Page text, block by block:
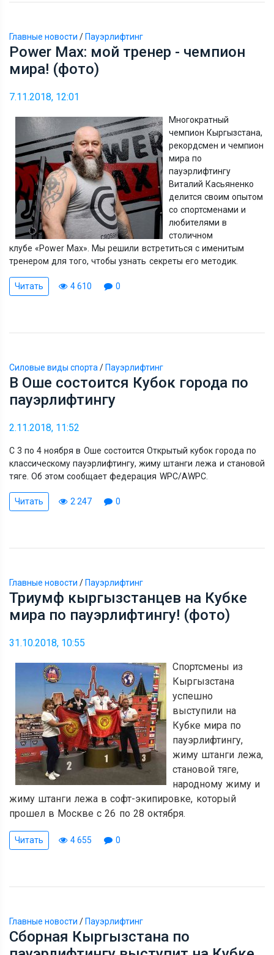
Главные новости / Пауэрлифтинг
Power Max: мой тренер - чемпион
мира! (фото)
7.11.2018, 12:01
Многократный
чемпион Кыргызстана,
рекордсмен и чемпион
мира по
пауэрлифтингу
Виталий Касьяненко
делится своим опытом
со спортсменами и
любителями в
столичном
клубе«Power Max».
Мы решили встретиться с именитым
тренером для того, чтобы узнать секреты его методик.
Читать 4 610 0
Силовые виды спорта / Пауэрлифтинг
В Оше состоится Кубок города по
пауэрлифтингу
2.11.2018, 11:52
С 3 по 4 ноября в Оше состоится Открытый кубок города по
классическому пауэрлифтингу, жиму штанги лежа и становой
тяге. Об этом сообщает федерация WPC/AWPC.
Читать 2 247 0
Главные новости / Пауэрлифтинг
Триумф кыргызстанцев на Кубке
мира по пауэрлифтингу! (фото)
31.10.2018, 10:55
Спортсмены из
Кыргызстана
успешно
выступили на
Кубке мира по
пауэрлифтингу,
жиму штанги лежа,
становой тяге,
народному жиму и
жиму штанги лежа в софт-экипировке, который
прошел в Москве с 26 по 28 октября.
Читать 4 655 0
Главные новости / Пауэрлифтинг
Сборная Кыргызстана по